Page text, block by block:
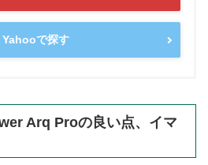
Yahooで探す
Arq Proの良い点、イマ